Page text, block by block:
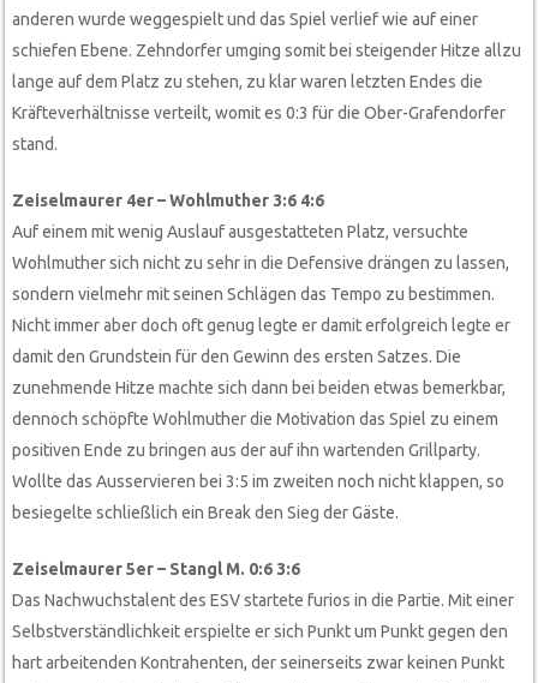
anderen wurde weggespielt und das Spiel verlief wie auf einer
schiefen Ebene. Zehndorfer umging somit bei steigender Hitze allzu
lange auf dem Platz zu stehen, zu klar waren letzten Endes die
Kräfteverhältnisse verteilt, womit es 0:3 für die Ober-Grafendorfer
stand.
Zeiselmaurer 4er – Wohlmuther 3:6 4:6
Auf einem mit wenig Auslauf ausgestatteten Platz, versuchte
Wohlmuther sich nicht zu sehr in die Defensive drängen zu lassen,
sondern vielmehr mit seinen Schlägen das Tempo zu bestimmen.
Nicht immer aber doch oft genug legte er damit erfolgreich legte er
damit den Grundstein für den Gewinn des ersten Satzes. Die
zunehmende Hitze machte sich dann bei beiden etwas bemerkbar,
dennoch schöpfte Wohlmuther die Motivation das Spiel zu einem
positiven Ende zu bringen aus der auf ihn wartenden Grillparty.
Wollte das Ausservieren bei 3:5 im zweiten noch nicht klappen, so
besiegelte schließlich ein Break den Sieg der Gäste.
Zeiselmaurer 5er – Stangl M. 0:6 3:6
Das Nachwuchstalent des ESV startete furios in die Partie. Mit einer
Selbstverständlichkeit erspielte er sich Punkt um Punkt gegen den
hart arbeitenden Kontrahenten, der seinerseits zwar keinen Punkt